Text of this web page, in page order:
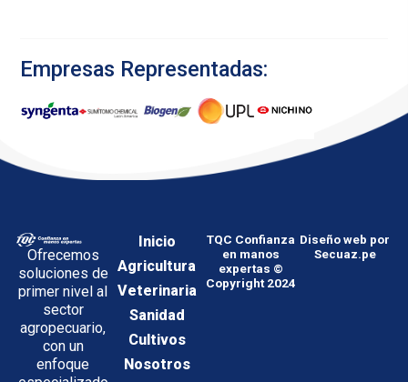
Empresas Representadas:
Ofrecemos
soluciones de
primer nivel al
sector
agropecuario,
con un
enfoque
Inicio
Agricultura
Veterinaria
Sanidad
Cultivos
Nosotros
TQC Confianza
en manos
expertas ©
Copyright 2024
Diseño web por
Secuaz.pe